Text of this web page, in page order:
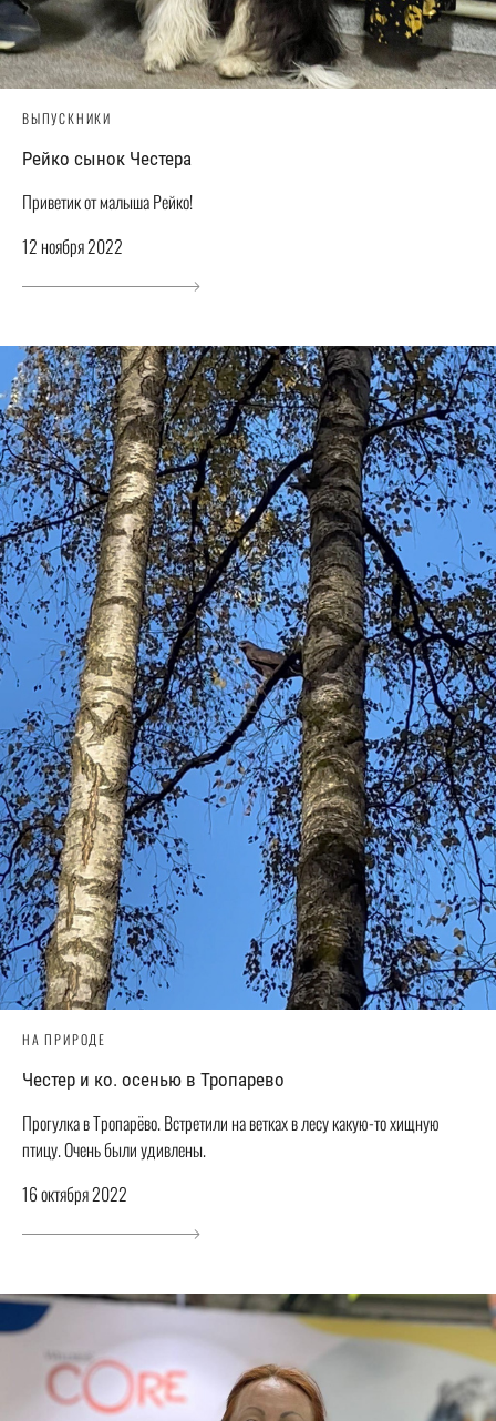
ВЫПУСКНИКИ
Рейко сынок Честера
Приветик от малыша Рейко!
12 ноября 2022
НА ПРИРОДЕ
Честер и ко. осенью в Тропарево
Прогулка в Тропарёво. Встретили на ветках в лесу какую-то хищную
птицу. Очень были удивлены.
16 октября 2022